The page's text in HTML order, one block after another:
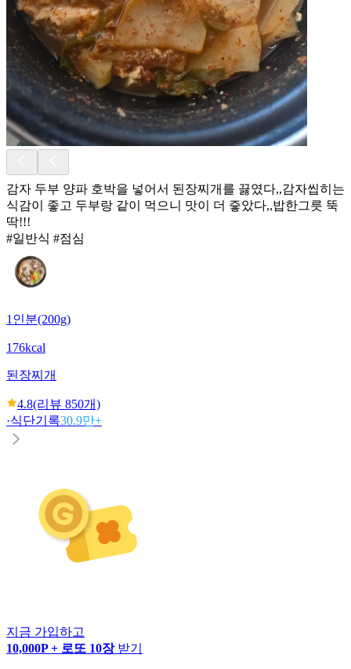
감자 두부 양파 호박을 넣어서 된장찌개를 끓였다,,감자씹히는
식감이 좋고 두부랑 같이 먹으니 맛이 더 즣았다,,밥한그릇 뚝
딱!!!
#일반식 #점심
1인분(200g)
176kcal
된장찌개
4.8(리뷰 850개)
·식단기록30.9만+
지금 가입하고
10,000P + 로또 10장 받기